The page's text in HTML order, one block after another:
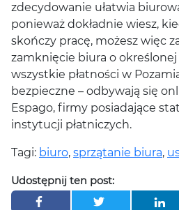
zdecydowanie ułatwia
ponieważ dokładnie wiesz,
skończy pracę, możesz więc
zamknięcie biura o
wszystkie płatności w
bezpieczne – odbywają się
Espago, firmy posiadające
instytucji płatniczych.
Tagi: biuro, sprzątanie biura,
Udostępnij ten post: